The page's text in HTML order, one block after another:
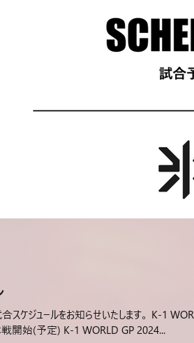
スケジュールをお知らせいたします。 K-
開始(予定) K-1 WORLD GP 2024...